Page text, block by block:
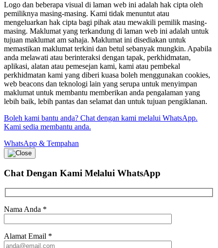
Logo dan beberapa visual di laman web ini adalah hak cipta oleh
pemiliknya masing-masing. Kami tidak menuntut atau
mengeluarkan hak cipta bagi pihak atau mewakili pemilik masing-
masing. Maklumat yang terkandung di laman web ini adalah untuk
tujuan maklumat am sahaja. Maklumat ini disediakan untuk
memastikan maklumat terkini dan betul sebanyak mungkin. Apabila
anda melawati atau berinteraksi dengan tapak, perkhidmatan,
aplikasi, alatan atau pemesejan kami, kami atau pembekal
perkhidmatan kami yang diberi kuasa boleh menggunakan cookies,
web beacons dan teknologi lain yang serupa untuk menyimpan
maklumat untuk membantu memberikan anda pengalaman yang
lebih baik, lebih pantas dan selamat dan untuk tujuan pengiklanan.
Boleh kami bantu anda? Chat dengan kami melalui WhatsApp.
Kami sedia membantu anda.
WhatsApp & Tempahan
Chat Dengan Kami Melalui WhatsApp
Nama Anda *
Alamat Email *